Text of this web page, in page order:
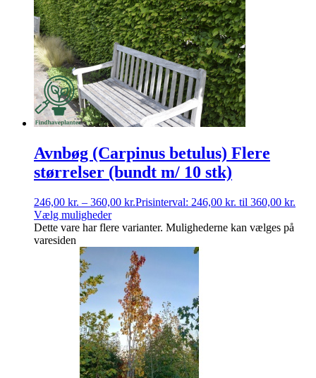
Avnbøg (Carpinus betulus) Flere
størrelser (bundt m/ 10 stk)
246,00 kr. – 360,00 kr.Prisinterval: 246,00 kr. til 360,00 kr.
Vælg muligheder
Dette vare har flere varianter. Mulighederne kan vælges på
varesiden